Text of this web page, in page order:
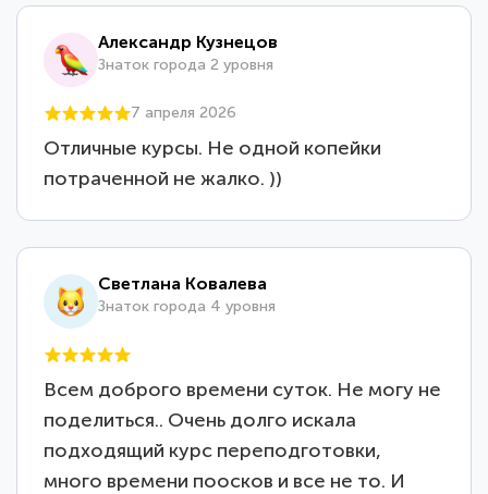
Александр Кузнецов
Знаток города 2 уровня
7 апреля 2026
Отличные курсы. Не одной копейки
потраченной не жалко. ))
Светлана Ковалева
Знаток города 4 уровня
Всем доброго времени суток. Не могу не
поделиться.. Очень долго искала
подходящий курс переподготовки,
много времени поосков и все не то. И